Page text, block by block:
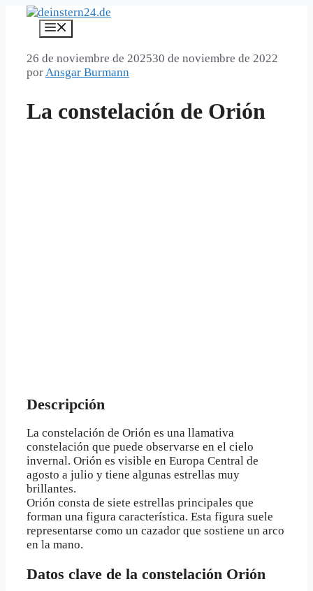
Saltar
contenido
26 de noviembre de 202530 de noviembre de 2022
porAnsgar Burmann
La constelación de Orión
Descripción
La constelación de Orión es una llamativa
constelación que puede observarse en el cielo
invernal. Orión es visible en Europa Central de
agosto a julio y tiene algunas estrellas muy
brillantes.
Orión consta de siete estrellas principales que
forman una figura característica. Esta figura suele
representarse como un cazador que sostiene un arco
en la mano.
Datos clave de la constelación Orión